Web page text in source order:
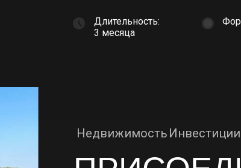
Длительность:
3 месяца
Недвижимость Инвестиции